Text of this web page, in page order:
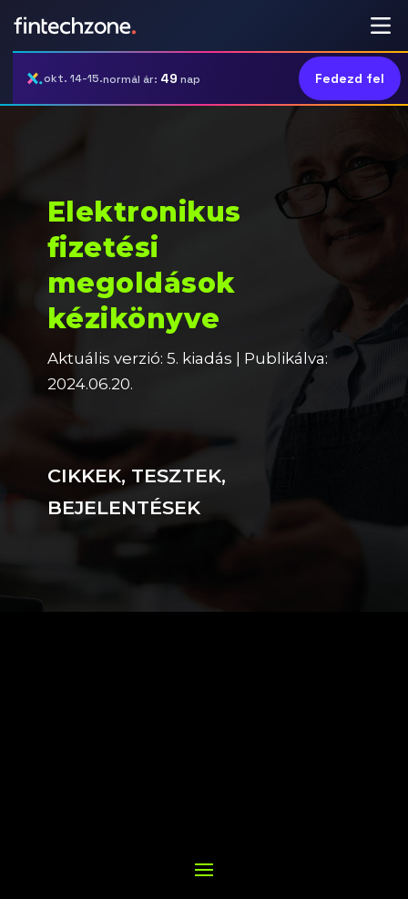
okt. 14-15.normál ár: 49 nap Fedezd fel
Elektronikus
fizetési
megoldások
kézikönyve
Aktuális verzió: 5. kiadás | Publikálva:
2024.06.20.
CIKKEK, TESZTEK,
BEJELENTÉSEK